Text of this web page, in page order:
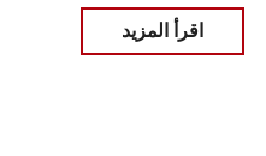
اقرأ المزيد